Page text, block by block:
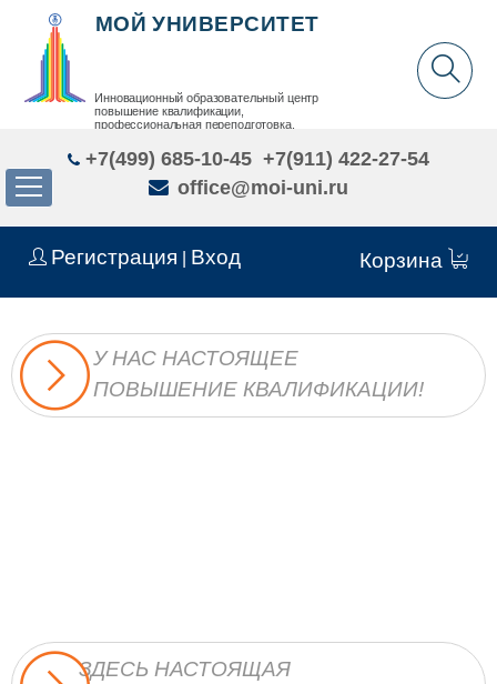
Регистрация Вход Корзина
МОЙ УНИВЕРСИТЕТ
Инновационный образовательный центр
повышение квалификации,
профессиональная переподготовка,
+7(499) 685-10-45 +7(911) 422-27-54
office@moi-uni.ru
У НАС НАСТОЯЩЕЕ
ПОВЫШЕНИЕ КВАЛИФИКАЦИИ!
ЗДЕСЬ НАСТОЯЩАЯ